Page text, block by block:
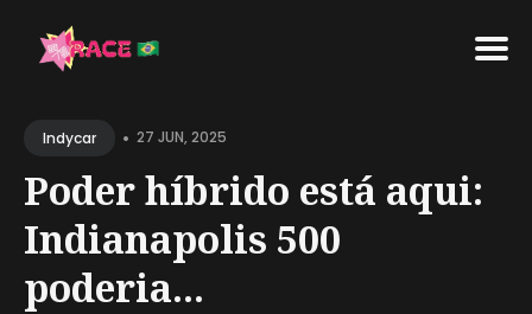
forIndycar • 27 JUN, 2025
Poder híbrido está aqui:
Indianapolis 500
poderia...